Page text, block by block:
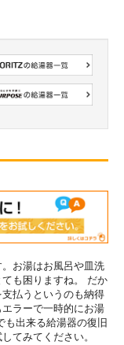
お湯はお風呂や皿洗
も困りますね。 だか
払うというのも納得
ラーで一時的にお湯
も出来る給湯器の復旧
てみてください。